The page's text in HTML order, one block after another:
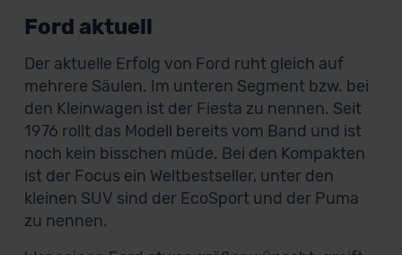
Ford aktuell
Der aktuelle Erfolg von Ford ruht gleich auf
mehrere Säulen. Im unteren Segment bzw. bei
den Kleinwagen ist der Fiesta zu nennen. Seit
1976 rollt das Modell bereits vom Band und ist
noch kein bisschen müde. Bei den Kompakten
ist der Focus ein Weltbestseller, unter den
kleinen SUV sind der EcoSport und der Puma
zu nennen.